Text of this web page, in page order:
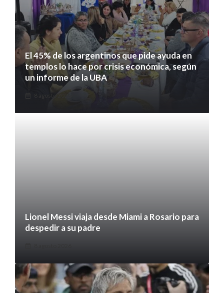
El 45% de los argentinos que pide ayuda en
templos lo hace por crisis económica, según
un informe de la UBA
8 agosto 2026
Lionel Messi viaja desde Miami a Rosario para
despedir a su padre